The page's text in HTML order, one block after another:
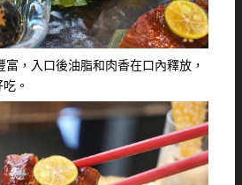
富，入口後油脂和肉香在口內釋放，
。